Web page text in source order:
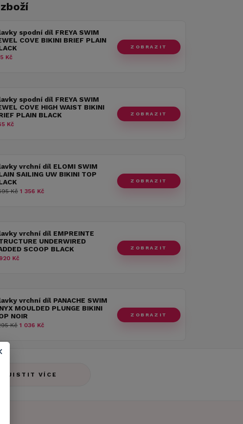
spodní díl FREYA SWIM
COVE BIKINI BRIEF PLAIN
Kč
ZOBRAZIT
spodní díl FREYA SWIM
COVE HIGH WAIST BIKINI
PLAIN BLACK
Kč
ZOBRAZIT
vrchní díl ELOMI SWIM
SAILING UW BIKINI TOP
Kč 1 356 Kč
ZOBRAZIT
vrchní díl EMPREINTE
UNDERWIRED
SCOOP BLACK
Kč
ZOBRAZIT
vrchní díl PANACHE SWIM
MOULDED PLUNGE BIKINI
NOIR
Kč 1 036 Kč
ZOBRAZIT
ZJISTIT VÍCE